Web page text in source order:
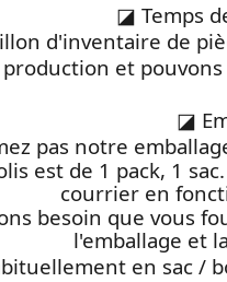
◪ Temps
d'inventaire de
et
◪
pas notre
est de 1 pack, 1
courrier en
besoin que vous
l'emballage et
en sac /